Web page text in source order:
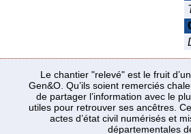
Le chantier "relevé" est le fruit
Gen&O. Qu’ils soient remerciés
de partager l’information avec le
utiles pour retrouver ses ancêtres.
actes d’état civil numérisés et
départementales